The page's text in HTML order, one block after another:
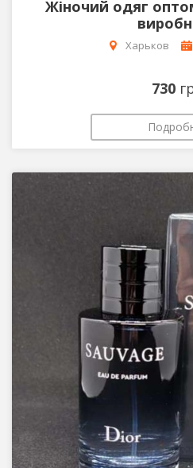
Жіночий одяг
Харьков
730